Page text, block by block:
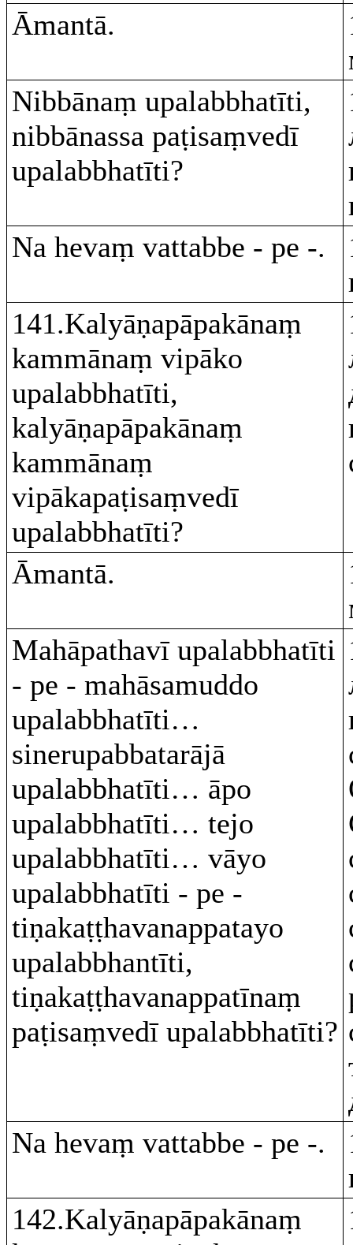
Āmantā.
Nibbānaṃ upalabbhatīti,
nibbānassa paṭisaṃvedī
upalabbhatīti?
Na hevaṃ vattabbe - pe -.
141.Kalyāṇapāpakānaṃ
kammānaṃ vipāko
upalabbhatīti,
kalyāṇapāpakānaṃ
kammānaṃ
vipākapaṭisaṃvedī
upalabbhatīti?
Āmantā.
Mahāpathavī upalabbhatīti
- pe - mahāsamuddo
upalabbhatīti…
sinerupabbatarājā
upalabbhatīti… āpo
upalabbhatīti… tejo
upalabbhatīti… vāyo
upalabbhatīti - pe -
tiṇakaṭṭhavanappatayo
upalabbhantīti,
tiṇakaṭṭhavanappatīnaṃ
paṭisaṃvedī upalabbhatīti?
Na hevaṃ vattabbe - pe -.
142.Kalyāṇapāpakānaṃ